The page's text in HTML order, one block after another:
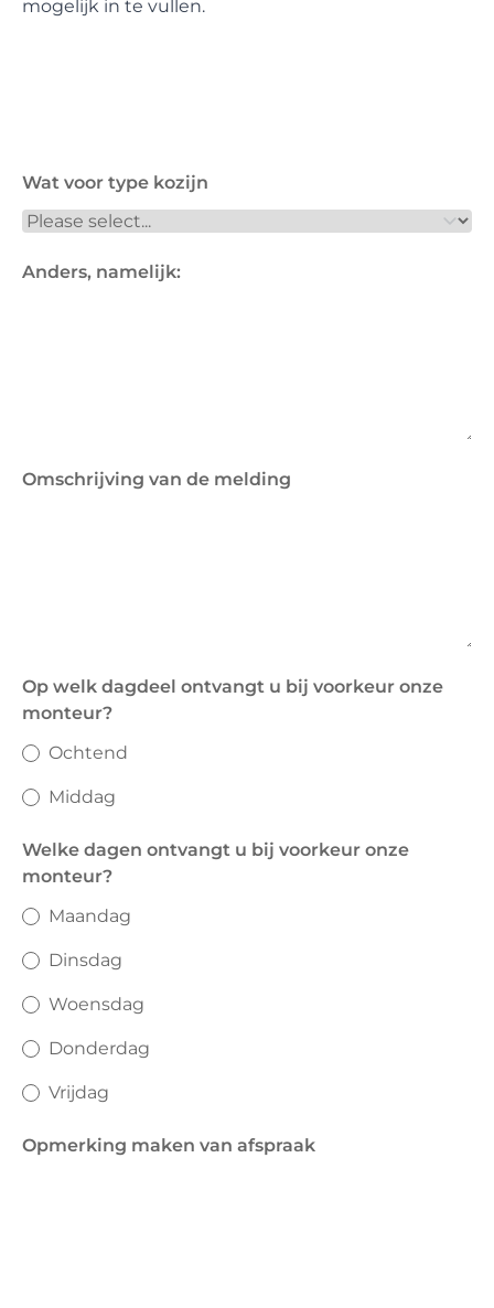
mogelijk in te vullen.
Wat voor type kozijn
Anders, namelijk:
Omschrijving van de melding
Op welk dagdeel ontvangt u bij voorkeur onze
monteur?
Ochtend
Middag
Welke dagen ontvangt u bij voorkeur onze
monteur?
Maandag
Dinsdag
Woensdag
Donderdag
Vrijdag
Opmerking maken van afspraak